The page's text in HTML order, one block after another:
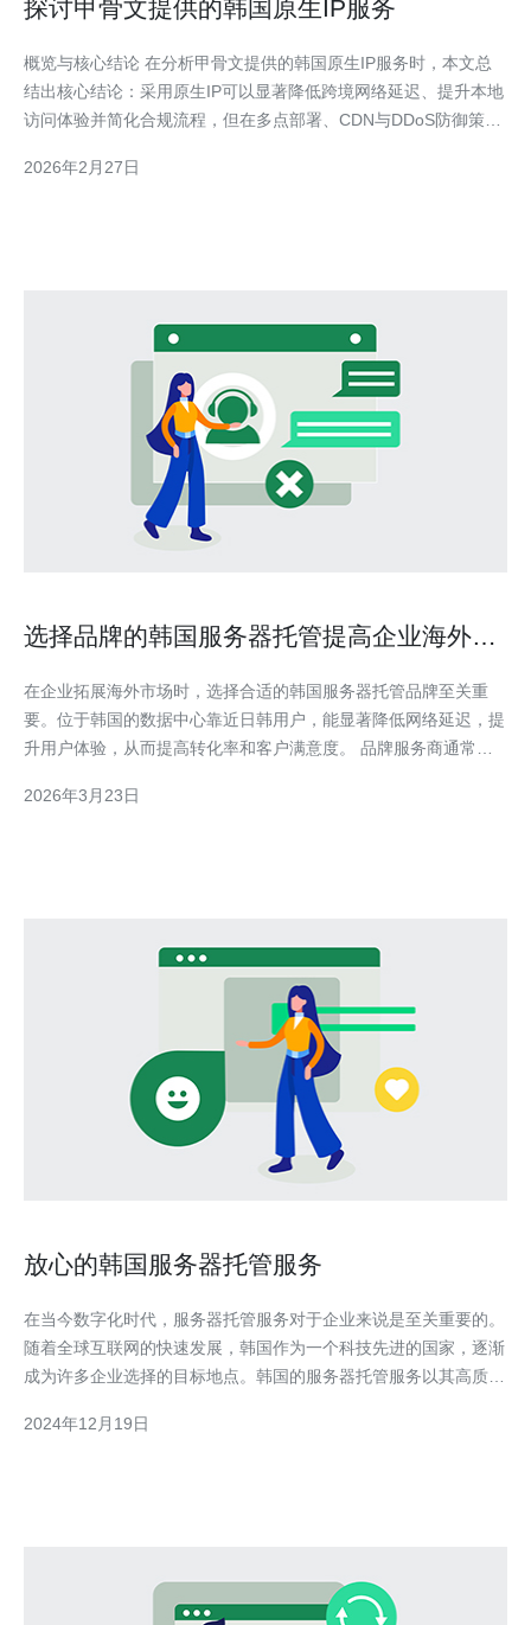
探讨甲骨文提供的韩国原生IP服务
概览与核心结论 在分析甲骨文提供的韩国原生IP服务时，本文总
结出核心结论：采用原生IP可以显著降低跨境网络延迟、提升本地
访问体验并简化合规流程，但在多点部署、CDN与DDoS防御策略
用与内容分发，建议在甲骨文云的基础上与本地服务商协同部署，
2026年2月27日
选择品牌的韩国服务器托管提高企业海外业
在企业拓展海外市场时，选择合适的韩国服务器托管品牌至关重
要。位于韩国的数据中心靠近日韩用户，能显著降低网络延迟，提
升用户体验，从而提高转化率和客户满意度。 品牌服务商通常提
同规模企业的需求。与无品牌主机相比，品牌厂商有更稳定的硬件
2026年3月23日
放心的韩国服务器托管服务
在当今数字化时代，服务器托管服务对于企业来说是至关重要的。
随着全球互联网的快速发展，韩国作为一个科技先进的国家，逐渐
成为许多企业选择的目标地点。韩国的服务器托管服务以其高质量
帮助您了解为什么选择韩国作为您的服务器托管地点。 1. 高速稳
2024年12月19日